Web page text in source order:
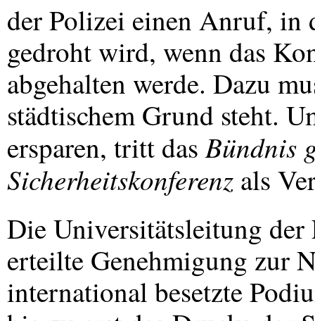
der Polizei einen Anruf, in
gedroht wird, wenn das
abgehalten werde. Dazu
städtischem Grund steht.
ersparen, tritt dasBündnis
Sicherheitskonferenz als
Die Universitätsleitung der
erteilte Genehmigung zur
international besetzte